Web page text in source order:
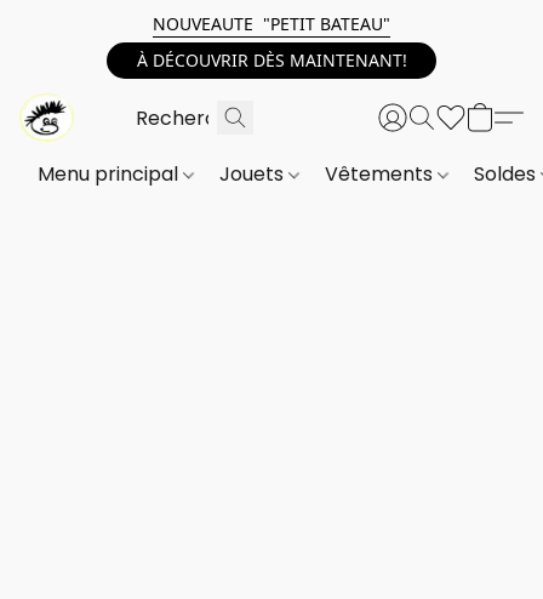
NOUVEAUTE "PETIT BATEAU"
À DÉCOUVRIR DÈS MAINTENANT!
Menu principal Jouets Vêtements Soldes